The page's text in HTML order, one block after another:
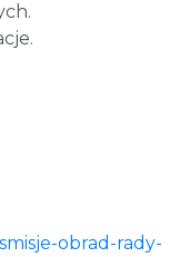
obrad-rady-